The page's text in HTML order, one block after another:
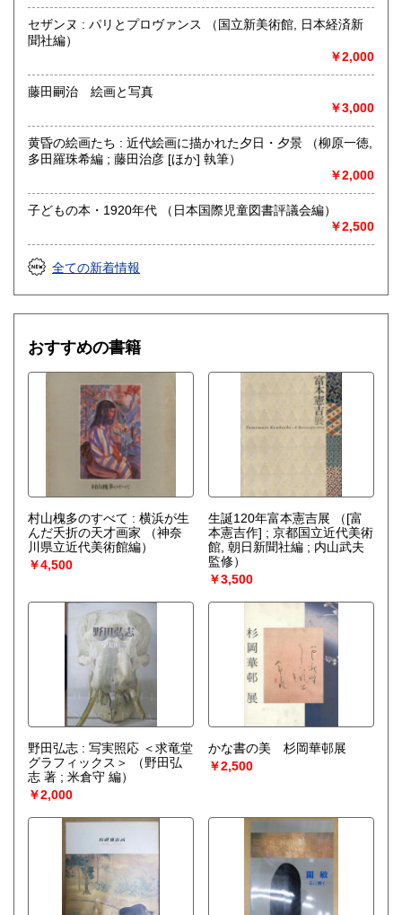
まずは電話かメール、ホームページのフォーマットからご連
絡ください。
自然科学、美術工芸、趣味、サブカルチャー、古書一般（そ
山岳・料理・中国美術・書道・美術展カタログ
セザンヌ : パリとプロヴァンス （国立新美術館, 日本経済新
聞社編）
￥2,000
藤田嗣治 絵画と写真
￥3,000
黄昏の絵画たち : 近代絵画に描かれた夕日・夕景 （柳原一徳,
多田羅珠希編 ; 藤田治彦 [ほか] 執筆）
￥2,000
子どもの本・1920年代 （日本国際児童図書評議会編）
￥2,500
全ての新着情報
おすすめの書籍
村山槐多のすべて : 横浜が生
んだ夭折の天才画家
（神奈
川県立近代美術館編）
￥4,500
生誕120年富本憲吉展
（[富
本憲吉作] ; 京都国立近代美術
館, 朝日新聞社編 ; 内山武夫
監修）
￥3,500
野田弘志 : 写実照応 ＜求竜堂
グラフィックス＞
（野田弘
志 著 ; 米倉守 編）
￥2,000
かな書の美 杉岡華邨展
￥2,500